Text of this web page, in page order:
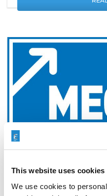
This website uses cookies
We use cookies to
EXTRUDE
展上展出的自动抛